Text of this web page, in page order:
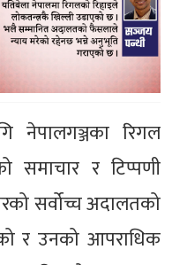
नेपालगञ्जका रिगल
समाचार र टिप्पणी
सर्वोच्च अदालतको
र उनको आपराधिक